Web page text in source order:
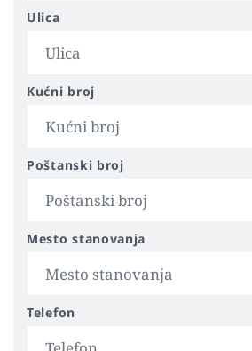
Ulica
Kućni broj
Poštanski broj
Mesto stanovanja
Telefon